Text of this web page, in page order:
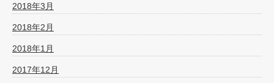
2018年3月
2018年2月
2018年1月
2017年12月